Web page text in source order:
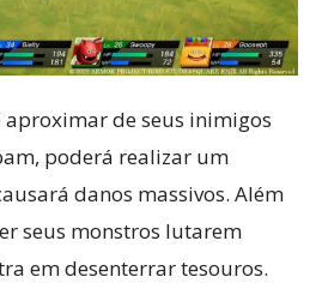
aproximar de seus inimigos
poderá realizar um
danos massivos. Além
seus monstros lutarem
em desenterrar tesouros.